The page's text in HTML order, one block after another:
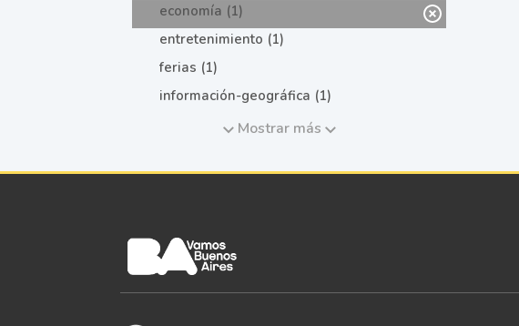
economía (1)
entretenimiento (1)
ferias (1)
información-geográfica (1)
Mostrar más